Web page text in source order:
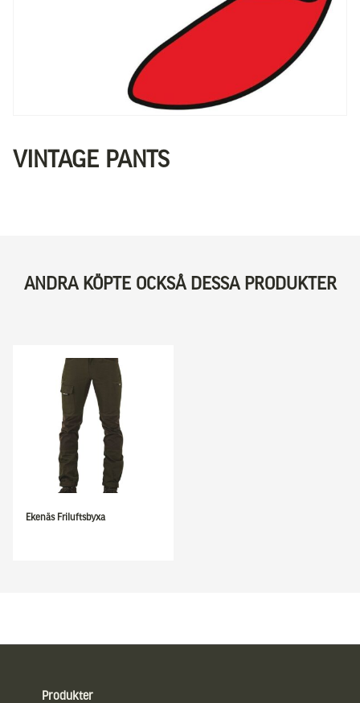
VINTAGE PANTS
ANDRA KÖPTE OCKSÅ DESSA PRODUKTER
Ekenäs Friluftsbyxa
Produkter